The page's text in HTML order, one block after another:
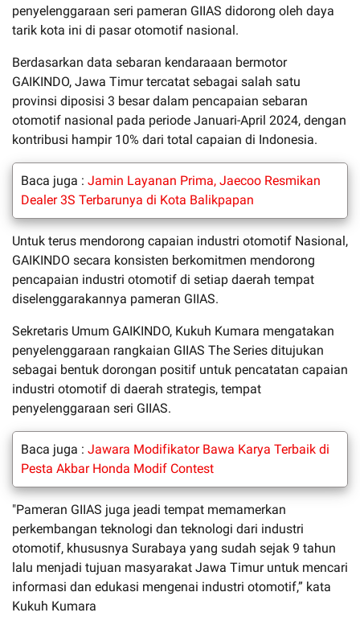
penyelenggaraan seri pameran GIIAS didorong oleh daya
tarik kota ini di pasar otomotif nasional.
Berdasarkan data sebaran kendaraaan bermotor
GAIKINDO, Jawa Timur tercatat sebagai salah satu
provinsi diposisi 3 besar dalam pencapaian sebaran
otomotif nasional pada periode Januari-April 2024, dengan
kontribusi hampir 10% dari total capaian di Indonesia.
Baca juga : Jamin Layanan Prima, Jaecoo Resmikan
Dealer 3S Terbarunya di Kota Balikpapan
Untuk terus mendorong capaian industri otomotif Nasional,
GAIKINDO secara konsisten berkomitmen mendorong
pencapaian industri otomotif di setiap daerah tempat
diselenggarakannya pameran GIIAS.
Sekretaris Umum GAIKINDO, Kukuh Kumara mengatakan
penyelenggaraan rangkaian GIIAS The Series ditujukan
sebagai bentuk dorongan positif untuk pencatatan capaian
industri otomotif di daerah strategis, tempat
penyelenggaraan seri GIIAS.
Baca juga : Jawara Modifikator Bawa Karya Terbaik di
Pesta Akbar Honda Modif Contest
"Pameran GIIAS juga jeadi tempat memamerkan
perkembangan teknologi dan teknologi dari industri
otomotif, khususnya Surabaya yang sudah sejak 9 tahun
lalu menjadi tujuan masyarakat Jawa Timur untuk mencari
informasi dan edukasi mengenai industri otomotif,” kata
Kukuh Kumara